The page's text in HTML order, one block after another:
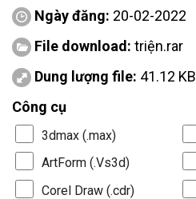
Ngày đăng: 20-02-2022
File download: triện.rar
Dung lượng file: 41.12 KB
Công cụ
3dmax (.max)
ArtForm (.Vs3d)
Corel Draw (.cdr)